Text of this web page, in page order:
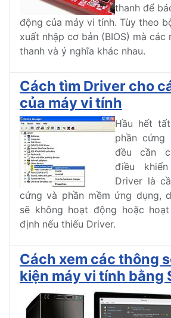
thanh để
động của máy vi tính. Tùy theo
xuất nhập cơ bản (BIOS) mà các
thanh và ý nghĩa khác nhau.
Cách tìm Driver cho
của máy vi tính
Hầu hết
phần
đều cần
điều
Driver là
cứng và phần mềm ứng dụng,
sẽ không hoạt động hoặc
định nếu thiếu Driver.
Cách xem các thông
kiện máy vi tính bằng